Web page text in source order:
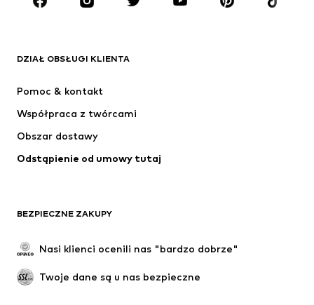
MARKI
Next
SUPERFIT
DZIAŁ OBSŁUGI KLIENTA
Pomoc & kontakt
Współpraca z twórcami
Obszar dostawy
Odstąpienie od umowy tutaj
BEZPIECZNE ZAKUPY
Nasi klienci ocenili nas "bardzo dobrze"
Twoje dane są u nas bezpieczne